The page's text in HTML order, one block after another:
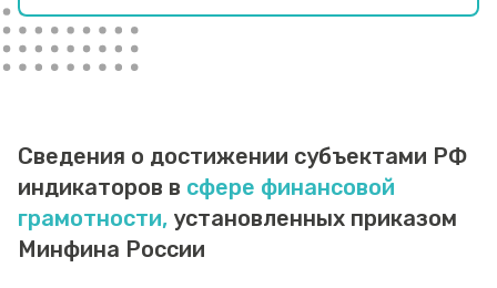
Сведения о достижении субъектами РФ
индикаторов в сфере финансовой
грамотности, установленных приказом
Минфина России